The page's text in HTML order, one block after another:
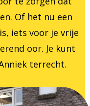
Of het nu een
iets voor je vrije
oor. Je kunt
terrecht.